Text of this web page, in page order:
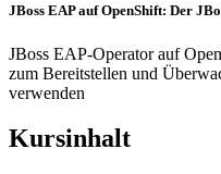
JBoss EAP auf OpenShift: Der
JBoss EAP-Operator auf
zum Bereitstellen und
verwenden
Kursinhalt